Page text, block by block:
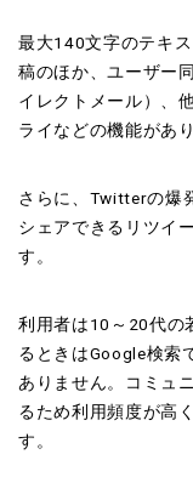
最大140文字のテキ
稿のほか、ユーザー
イレクトメール）、
ライなどの機能があ
さらに、Twitterの爆
シェアできるリツイ
す。
利用者は10～20代の
るときはGoogle検索
ありません。コミュ
るため利用頻度が高
す。